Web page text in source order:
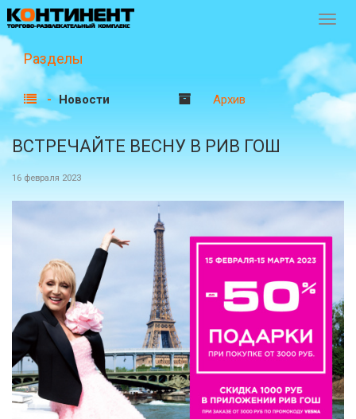
Разделы
Новости Архив
ВСТРЕЧАЙТЕ ВЕСНУ В РИВ ГОШ
16 февраля 2023